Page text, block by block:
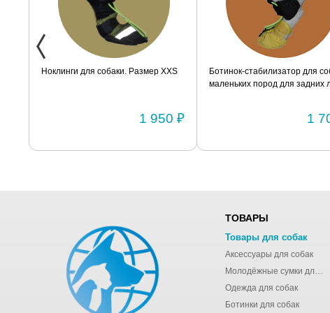
Ноклинги для собаки. Размер XXS
1 950 ₽
Ботинок-стабилизатор для
маленьких пород для задних
1
ТОВАРЫ
Товары для собак
Аксессуары для собак
Молодёжные сумки для девушек
Одежда для собак
Ботинки для собак